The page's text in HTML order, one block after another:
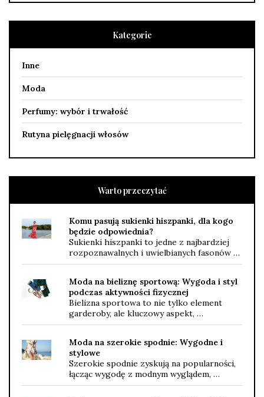
Kategorie
Inne
Moda
Perfumy: wybór i trwałość
Rutyna pielęgnacji włosów
Warto przeczytać
Komu pasują sukienki hiszpanki, dla kogo
będzie odpowiednia?
Sukienki hiszpanki to jedne z najbardziej
rozpoznawalnych i uwielbianych fasonów …
Moda na bieliznę sportową: Wygoda i styl
podczas aktywności fizycznej
Bielizna sportowa to nie tylko element
garderoby, ale kluczowy aspekt, …
Moda na szerokie spodnie: Wygodne i
stylowe
Szerokie spodnie zyskują na popularności,
łącząc wygodę z modnym wyglądem, …